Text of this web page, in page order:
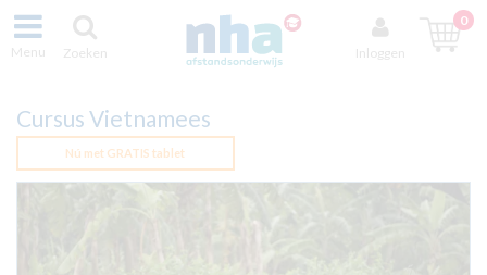
Menu Zoeken Inloggen
0
Cursus Vietnamees
Nú met GRATIS tablet